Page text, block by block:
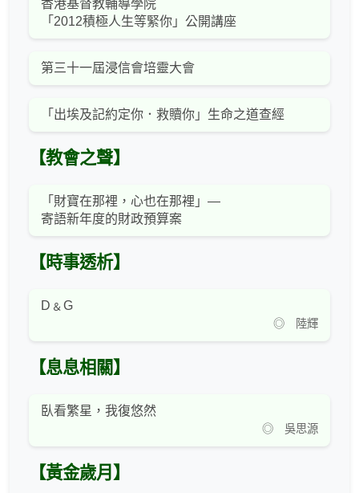
香港基督教輔導學院
「2012積極人生等緊你」公開講座
第三十一屆浸信會培靈大會
「出埃及記約定你．救贖你」生命之道查經
【教會之聲】
「財寶在那裡，心也在那裡」—
寄語新年度的財政預算案
【時事透析】
D﹠G
◎ 陸輝
【息息相關】
臥看繁星，我復悠然
◎ 吳思源
【黃金歲月】